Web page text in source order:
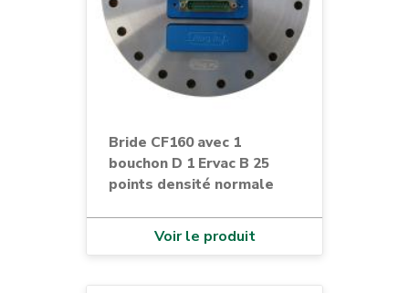
Bride CF160 avec 1
bouchon D 1 Ervac B 25
points densité normale
Voir le produit